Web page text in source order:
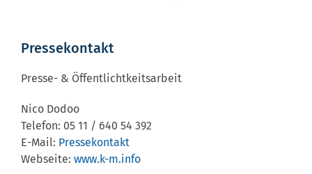
Pressekontakt
Presse- & Öffentlichtkeitsarbeit
Nico Dodoo
Telefon: 05 11 / 640 54 392
E-Mail: Pressekontakt
Webseite: www.k-m.info